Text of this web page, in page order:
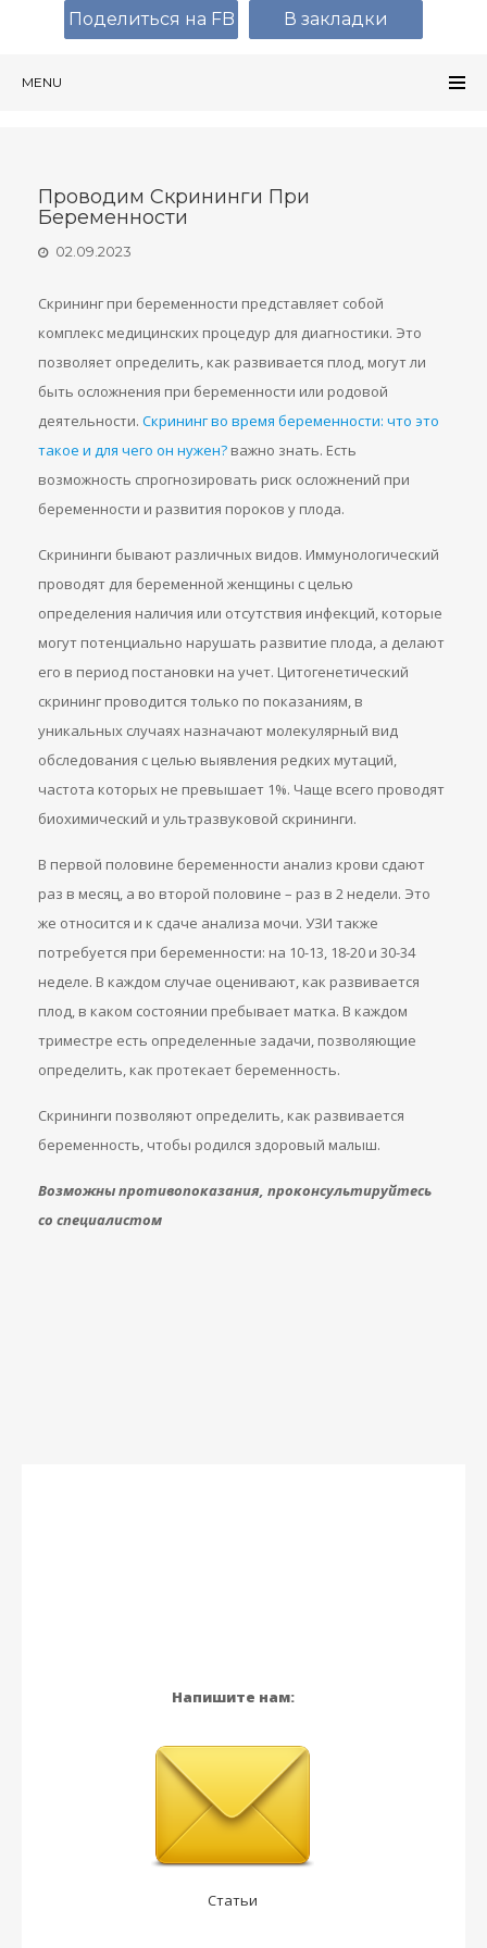
MENU
Проводим Скрининги При
Беременности
02.09.2023
Скрининг при беременности представляет собой
комплекс медицинских процедур для диагностики. Это
позволяет определить, как развивается плод, могут ли
быть осложнения при беременности или родовой
деятельности. Скрининг во время беременности: что это
такое и для чего он нужен? важно знать. Есть
возможность спрогнозировать риск осложнений при
беременности и развития пороков у плода.
Скрининги бывают различных видов. Иммунологический
проводят для беременной женщины с целью
определения наличия или отсутствия инфекций, которые
могут потенциально нарушать развитие плода, а делают
его в период постановки на учет. Цитогенетический
скрининг проводится только по показаниям, в
уникальных случаях назначают молекулярный вид
обследования с целью выявления редких мутаций,
частота которых не превышает 1%. Чаще всего проводят
биохимический и ультразвуковой скрининги.
В первой половине беременности анализ крови сдают
раз в месяц, а во второй половине – раз в 2 недели. Это
же относится и к сдаче анализа мочи. УЗИ также
потребуется при беременности: на 10-13, 18-20 и 30-34
неделе. В каждом случае оценивают, как развивается
плод, в каком состоянии пребывает матка. В каждом
триместре есть определенные задачи, позволяющие
определить, как протекает беременность.
Скрининги позволяют определить, как развивается
беременность, чтобы родился здоровый малыш.
Возможны противопоказания, проконсультируйтесь
со специалистом
Напишите нам:
Статьи
Поделиться на FB В закладки